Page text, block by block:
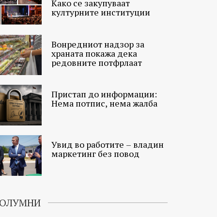
Како се закупуваат
културните институции
Вонредниот надзор за
храната покажа дека
редовните потфрлаат
Пристап до информации:
Нема потпис, нема жалба
Увид во работите – владин
маркетинг без повод